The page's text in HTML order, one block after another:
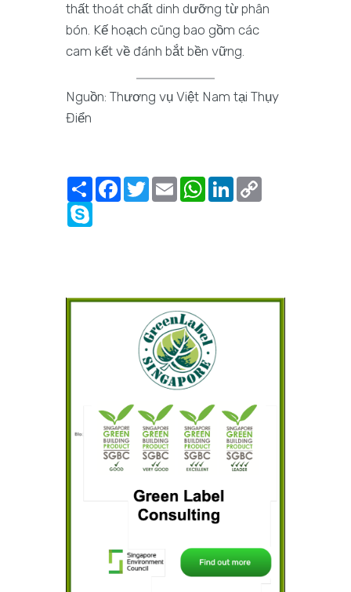
thất thoát chất dinh dưỡng từ phân
bón. Kế hoạch cũng bao gồm các
cam kết về đánh bắt bền vững.
Nguồn: Thương vụ Việt Nam tại Thụy
Điển
ShareFacebook
TwitterEmail WhatsApp
LinkedIn